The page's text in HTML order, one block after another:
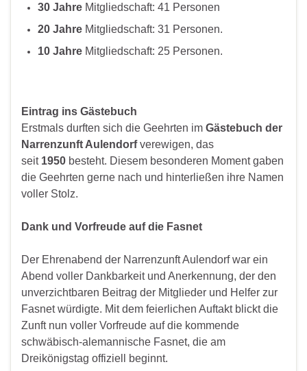
30 Jahre Mitgliedschaft: 41 Personen
20 Jahre Mitgliedschaft: 31 Personen.
10 Jahre Mitgliedschaft: 25 Personen.
Eintrag ins Gästebuch
Erstmals durften sich die Geehrten im Gästebuch der
Narrenzunft Aulendorfverewigen, das
seit 1950 besteht. Diesem besonderen Moment gaben
die Geehrten gerne nach und hinterließen ihre Namen
voller Stolz.
Dank und Vorfreude auf die Fasnet
Der Ehrenabend der Narrenzunft Aulendorf war ein
Abend voller Dankbarkeit und Anerkennung, der den
unverzichtbaren Beitrag der Mitglieder und Helfer zur
Fasnet würdigte. Mit dem feierlichen Auftakt blickt die
Zunft nun voller Vorfreude auf die kommende
schwäbisch-alemannische Fasnet, die am
Dreikönigstag offiziell beginnt.